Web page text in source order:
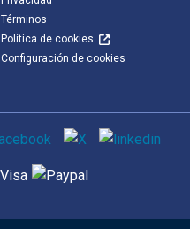
Términos
Política de cookies
Configuración de cookies